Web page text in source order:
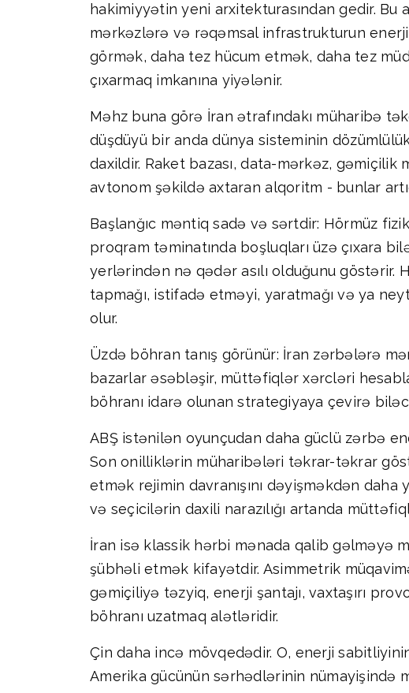
hakimiyyətin yeni arxitekturasından gedir.
mərkəzlərə və rəqəmsal infrastrukturun
görmək, daha tez hücum etmək, daha tez
çıxarmaq imkanına yiyələnir.
Məhz buna görə İran ətrafındakı müharibə
düşdüyü bir anda dünya sisteminin
daxildir. Raket bazası, data-mərkəz,
avtonom şəkildə axtaran alqoritm - bunlar
Başlanğıc məntiq sadə və sərtdir: Hörmüz
proqram təminatında boşluqları üzə çıxara
yerlərindən nə qədər asılı olduğunu
tapmağı, istifadə etməyi, yaratmağı və ya
olur.
Üzdə böhran tanış görünür: İran zərbələrə
bazarlar əsəbləşir, müttəfiqlər xərcləri
böhranı idarə olunan strategiyaya çevirə
ABŞ istənilən oyunçudan daha güclü zərbə
Son onilliklərin müharibələri təkrar-təkrar
etmək rejimin davranışını dəyişməkdən
və seçicilərin daxili narazılığı artanda
İran isə klassik hərbi mənada qalib gəlməyə
şübhəli etmək kifayətdir. Asimmetrik
gəmiçiliyə təzyiq, enerji şantajı, vaxtaşırı
böhranı uzatmaq alətləridir.
Çin daha incə mövqedədir. O, enerji sabitliyinin
Amerika gücünün sərhədlərinin nümayişində